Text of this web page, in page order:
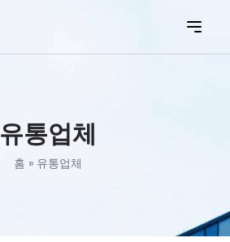
유통업체
홈 » 유통업체